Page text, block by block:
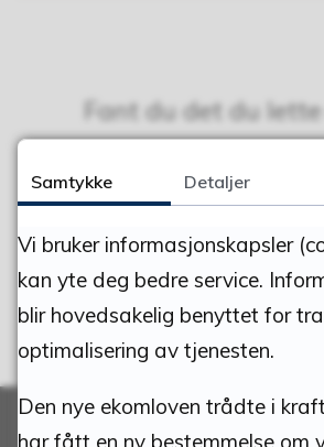
Fant du det du lette
Ja
Samtykke Detaljer
Vi bruker informasjonskapsler
kan yte deg bedre service.
blir hovedsakelig benyttet for
optimalisering av tjenesten.
Den nye ekomloven trådte i
har fått en ny bestemmelse om